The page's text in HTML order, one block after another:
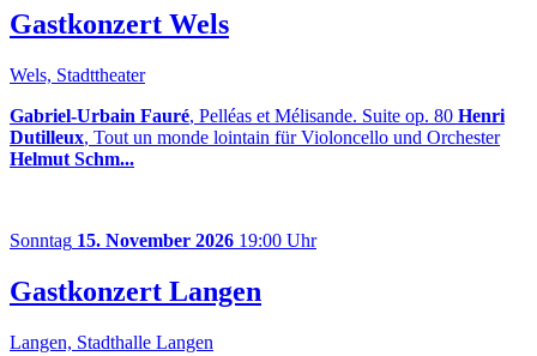
Gastkonzert Wels
Wels, Stadttheater
Gabriel-Urbain Fauré, Pelléas et Mélisande. Suite op. 80 Henri
Dutilleux, Tout un monde lointain für Violoncello und Orchester
Helmut Schm...
Sonntag 15. November 2026 19:00 Uhr
Gastkonzert Langen
Langen, Stadthalle Langen